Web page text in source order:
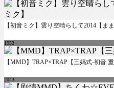
【初音ミク】雲り空晴らして2014【ま
1953
【MMD】TRAP×TRAP【三妈式-初音.重
2043